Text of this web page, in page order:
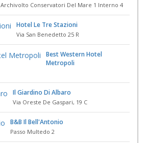
Archivolto Conservatori Del Mare 1 Interno 4
Hotel Le Tre Stazioni
Via San Benedetto 25 R
Best Western Hotel
Metropoli
Il Giardino Di Albaro
Via Oreste De Gaspari, 19 C
B&B Il Bell'Antonio
Passo Multedo 2